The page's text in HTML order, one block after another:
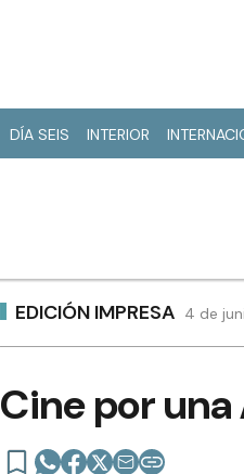
DÍA SEIS INTERIOR
EDICIÓN IMPRESA 4 de
Cine por